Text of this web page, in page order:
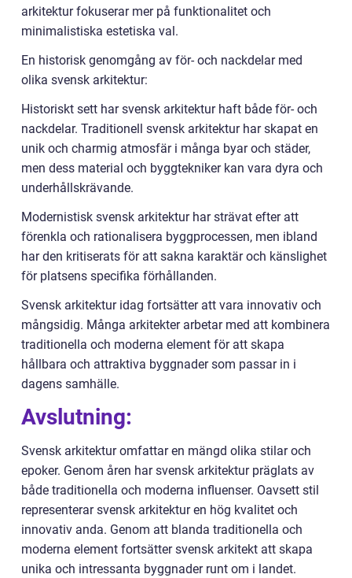
arkitektur fokuserar mer på funktionalitet och
minimalistiska estetiska val.
En historisk genomgång av för- och nackdelar med
olika svensk arkitektur:
Historiskt sett har svensk arkitektur haft både för- och
nackdelar. Traditionell svensk arkitektur har skapat en
unik och charmig atmosfär i många byar och städer,
men dess material och byggtekniker kan vara dyra och
underhållskrävande.
Modernistisk svensk arkitektur har strävat efter att
förenkla och rationalisera byggprocessen, men ibland
har den kritiserats för att sakna karaktär och känslighet
för platsens specifika förhållanden.
Svensk arkitektur idag fortsätter att vara innovativ och
mångsidig. Många arkitekter arbetar med att kombinera
traditionella och moderna element för att skapa
hållbara och attraktiva byggnader som passar in i
dagens samhälle.
Avslutning:
Svensk arkitektur omfattar en mängd olika stilar och
epoker. Genom åren har svensk arkitektur präglats av
både traditionella och moderna influenser. Oavsett stil
representerar svensk arkitektur en hög kvalitet och
innovativ anda. Genom att blanda traditionella och
moderna element fortsätter svensk arkitekt att skapa
unika och intressanta byggnader runt om i landet.